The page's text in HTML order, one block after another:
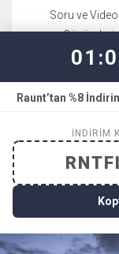
Soru ve
Çözümleri
30
Deneme
(15 TYT + 15
Raunt’tan %8
İNDIRIM